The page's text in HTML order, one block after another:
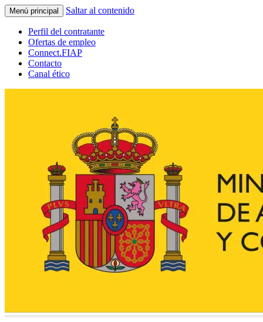
Menú principal Saltar al contenido
Perfil del contratante
Ofertas de empleo
Connect.FIAP
Contacto
Canal ético